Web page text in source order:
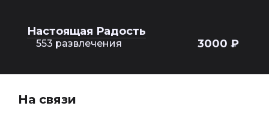
Настоящая Радость
553 развлечения 3000 ₽
На связи